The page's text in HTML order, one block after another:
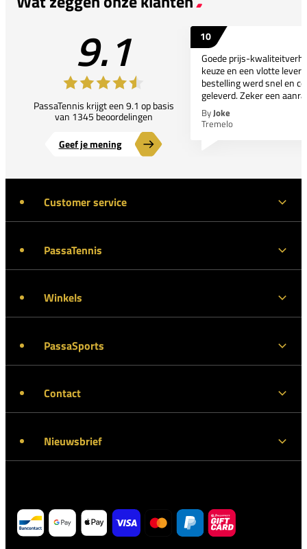
9.1
PassaTennis krijgt een 9.1 op basis
van 1345 beoordelingen
Geef je mening
10
Goede prijs-
keuze en een vlotte
bestelling werd snel en
geleverd. Zeker een
ByJoke
Tremelo
Customer service
PassaTennis
Winkels
PassaSports
Contact
Nieuwsbrief